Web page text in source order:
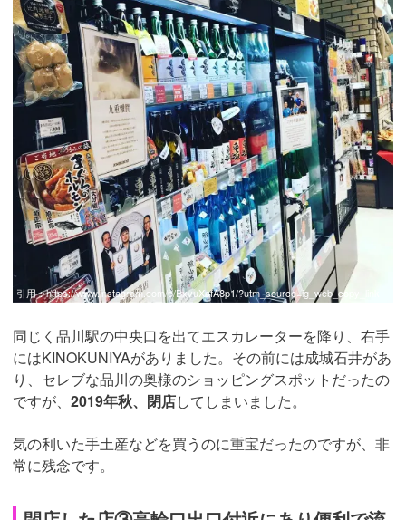
引用：https://www.instagram.com/p/BxvuXafA8p1/?utm_source=ig_web_copy_link
同じく品川駅の中央口を出てエスカレーターを降り、右手
にはKINOKUNIYAがありました。その前には成城石井があ
り、セレブな品川の奥様のショッピングスポットだったの
ですが、 2019年秋、閉店してしまいました。
気の利いた手土産などを買うのに重宝だったのですが、非
常に残念です。